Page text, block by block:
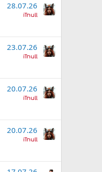
28.07.26
iTnull
23.07.26
iTnull
20.07.26
iTnull
20.07.26
iTnull